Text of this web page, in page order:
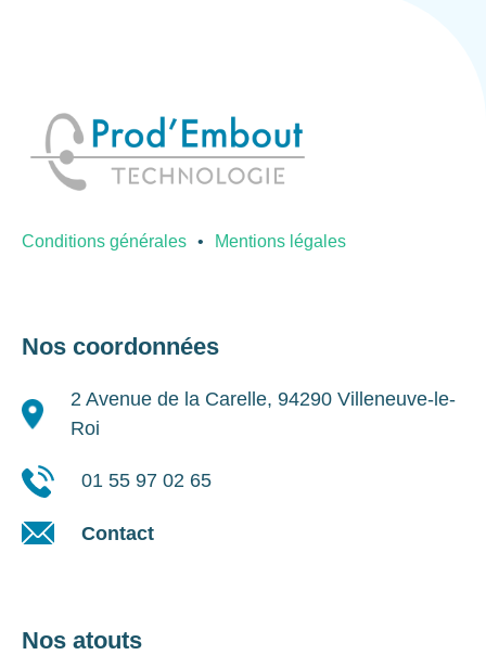
Conditions générales Mentions légales
Nos coordonnées
2 Avenue de la Carelle, 94290 Villeneuve-le-
Roi
01 55 97 02 65
Contact
Nos atouts